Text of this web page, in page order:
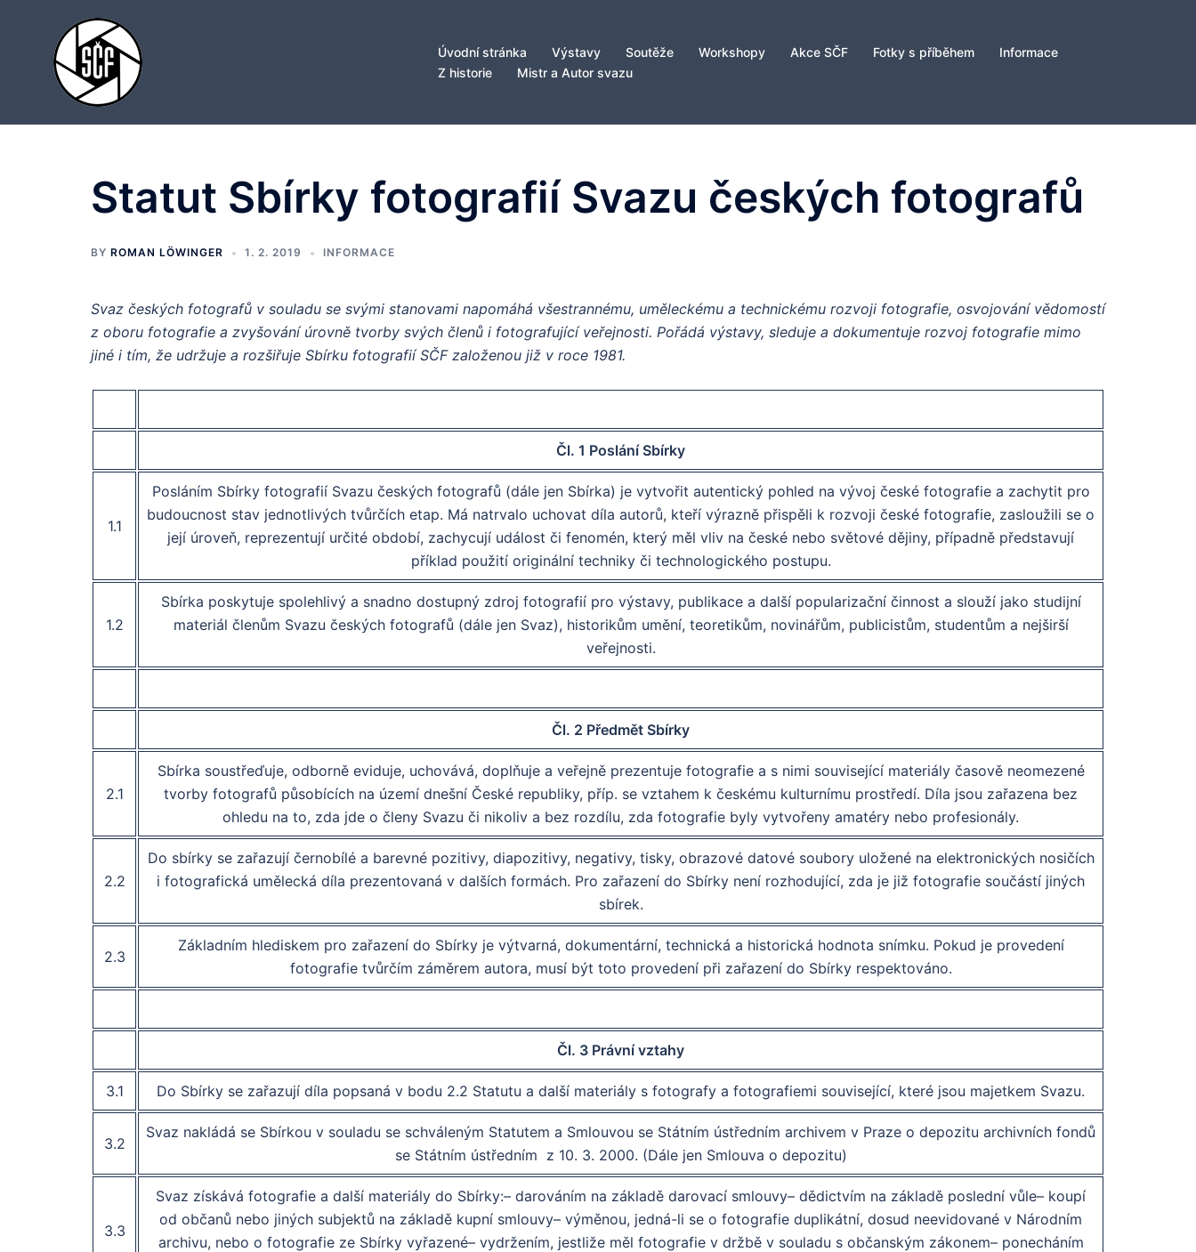
Úvodní stránka Výstavy Soutěže Workshopy Akce SČF Fotky s příběhem
Informace
Z historie
Mistr a Autor svazu
Statut Sbírky fotografií Svazu českých fotografů
BY ROMAN LÖWINGER 1. 2. 2019 INFORMACE
Svaz českých fotografů v souladu se svými stanovami napomáhá všestrannému, uměleckému a technickému rozvoji fotografie, osvojování vědomostí
z oboru fotografie a zvyšování úrovně tvorby svých členů i fotografující veřejnosti. Pořádá výstavy, sleduje a dokumentuje rozvoj fotografie mimo
jiné i tím, že udržuje a rozšiřuje Sbírku fotografií SČF založenou již v roce 1981.
Čl. 1 Poslání Sbírky
1.1
Posláním Sbírky fotografií Svazu českých fotografů (dále jen Sbírka) je vytvořit autentický pohled na vývoj české fotografie a zachytit pro
budoucnost stav jednotlivých tvůrčích etap. Má natrvalo uchovat díla autorů, kteří výrazně přispěli k rozvoji české fotografie, zasloužili se o
její úroveň, reprezentují určité období, zachycují událost či fenomén, který měl vliv na české nebo světové dějiny, případně představují
příklad použití originální techniky či technologického postupu.
1.2
Sbírka poskytuje spolehlivý a snadno dostupný zdroj fotografií pro výstavy, publikace a další popularizační činnost a slouží jako studijní
materiál členům Svazu českých fotografů (dále jen Svaz), historikům umění, teoretikům, novinářům, publicistům, studentům a nejširší
veřejnosti.
Čl. 2 Předmět Sbírky
2.1
Sbírka soustřeďuje, odborně eviduje, uchovává, doplňuje a veřejně prezentuje fotografie a s nimi související materiály časově neomezené
tvorby fotografů působících na území dnešní České republiky, příp. se vztahem k českému kulturnímu prostředí. Díla jsou zařazena bez
ohledu na to, zda jde o členy Svazu či nikoliv a bez rozdílu, zda fotografie byly vytvořeny amatéry nebo profesionály.
2.2
Do sbírky se zařazují černobílé a barevné pozitivy, diapozitivy, negativy, tisky, obrazové datové soubory uložené na elektronických nosičích
i fotografická umělecká díla prezentovaná v dalších formách. Pro zařazení do Sbírky není rozhodující, zda je již fotografie součástí jiných
sbírek.
2.3
Základním hlediskem pro zařazení do Sbírky je výtvarná, dokumentární, technická a historická hodnota snímku. Pokud je provedení
fotografie tvůrčím záměrem autora, musí být toto provedení při zařazení do Sbírky respektováno.
Čl. 3 Právní vztahy
3.1 Do Sbírky se zařazují díla popsaná v bodu 2.2 Statutu a další materiály s fotografy a fotografiemi související, které jsou majetkem Svazu.
3.2
Svaz nakládá se Sbírkou v souladu se schváleným Statutem a Smlouvou se Státním ústředním archivem v Praze o depozitu archivních fondů
se Státním ústředním z 10. 3. 2000. (Dále jen Smlouva o depozitu)
3.3
Svaz získává fotografie a další materiály do Sbírky:– darováním na základě darovací smlouvy– dědictvím na základě poslední vůle– koupí
od občanů nebo jiných subjektů na základě kupní smlouvy– výměnou, jedná-li se o fotografie duplikátní, dosud neevidované v Národním
archivu, nebo o fotografie ze Sbírky vyřazené– vydržením, jestliže měl fotografie v držbě v souladu s občanským zákonem– ponecháním